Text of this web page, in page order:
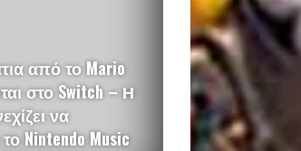
από το Mario
στο Switch – Η
να
Nintendo Music